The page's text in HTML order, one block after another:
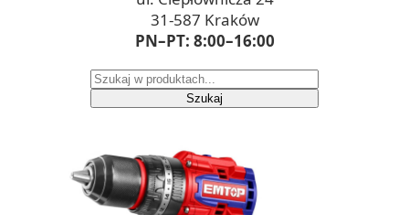
31-587 Kraków
PN–PT: 8:00–16:00
Szukaj